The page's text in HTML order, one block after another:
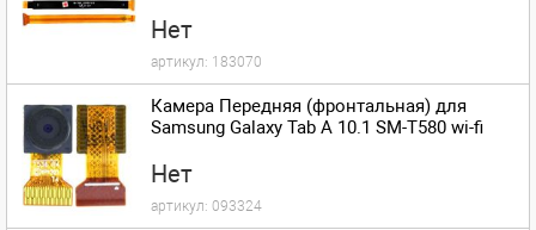
Нет
артикул: 183070
Камера Передняя (фронтальная) для
Samsung Galaxy Tab A 10.1 SM-T580 wi-fi
Нет
артикул: 093324